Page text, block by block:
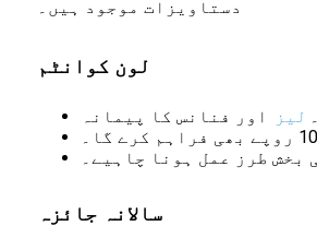
دستاویزات موجود ہیں۔
لون کوانٹم
لیز
اور فنانس کا پیمانہ
بخش طرز عمل ہونا چاہیے۔
سالانہ جائزہ